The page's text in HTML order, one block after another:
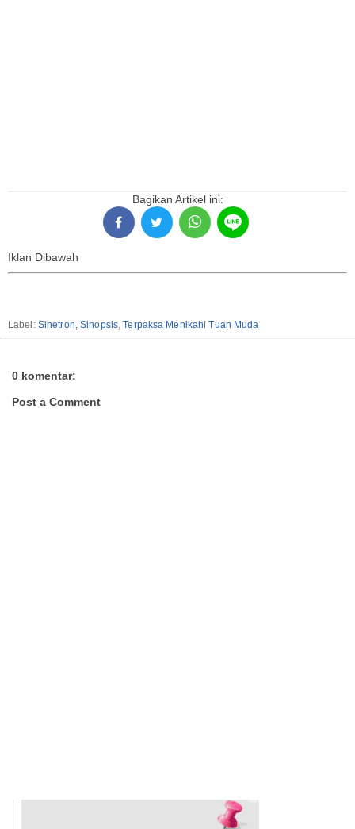
Bagikan Artikel ini:
Iklan Dibawah
Label: Sinetron,Sinopsis,Terpaksa Menikahi Tuan Muda
0 komentar:
Post a Comment